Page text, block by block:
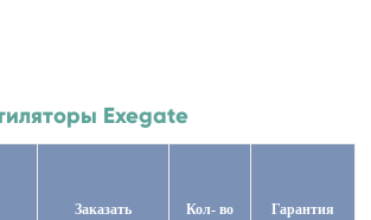
Exegate
Заказать Кол- во Гарантия